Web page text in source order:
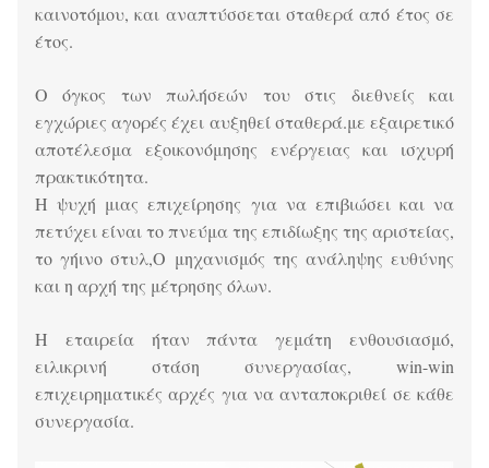
καινοτόμου, και αναπτύσσεται σταθερά από έτος σε
έτος.
Ο όγκος των πωλήσεών του στις διεθνείς και
εγχώριες αγορές έχει αυξηθεί σταθερά.με εξαιρετικό
αποτέλεσμα εξοικονόμησης ενέργειας και ισχυρή
πρακτικότητα.
Η ψυχή μιας επιχείρησης για να επιβιώσει και να
πετύχει είναι το πνεύμα της επιδίωξης της αριστείας,
το γήινο στυλ,Ο μηχανισμός της ανάληψης ευθύνης
και η αρχή της μέτρησης όλων.
Η εταιρεία ήταν πάντα γεμάτη ενθουσιασμό,
ειλικρινή στάση συνεργασίας, win-win
επιχειρηματικές αρχές για να ανταποκριθεί σε κάθε
συνεργασία.